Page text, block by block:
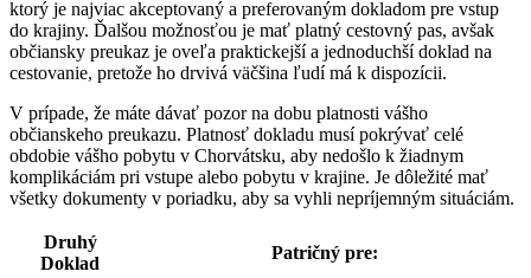
ktorý je najviac akceptovaný a preferovaným dokladom pre vstup
do krajiny. Ďalšou možnosťou je mať platný cestovný pas, avšak
občiansky preukaz je oveľa praktickejší a jednoduchší doklad na
cestovanie, pretože ho drvivá väčšina ľudí má k dispozícii.
V prípade, že máte dávať pozor na dobu platnosti vášho
občianskeho preukazu. Platnosť dokladu musí pokrývať celé
obdobie vášho pobytu v Chorvátsku, aby nedošlo k žiadnym
komplikáciám pri vstupe alebo pobytu v krajine. Je dôležité mať
všetky dokumenty v poriadku, aby sa vyhli nepríjemným situáciám.
Druhý
Doklad
Patričný pre: